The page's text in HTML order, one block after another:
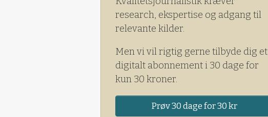
research, ekspertise og adgang til
relevante kilder.
Men vi vil rigtig gerne tilbyde dig et
digitalt abonnement i 30 dage for
kun 30 kroner.
Prøv 30 dage for 30 kr